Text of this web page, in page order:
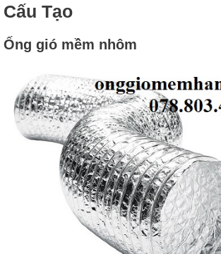
Cấu Tạo
Ống gió mềm nhôm